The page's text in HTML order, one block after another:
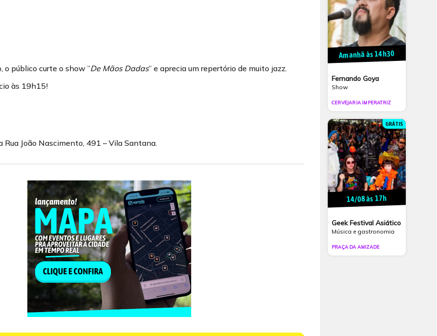
o público curte o show ”De Mãos Dadas” e aprecia um repertório de muito jazz.
às 19h15!
Rua João Nascimento, 491 – Vila Santana.
Amanhã às 14h30
Fernando Goya
Show
CERVEJARIA IMPERATRIZ
GRÁTIS
14/08 às 17h
Geek Festival Asiático
Música e gastronomia
PRAÇA DA AMIZADE